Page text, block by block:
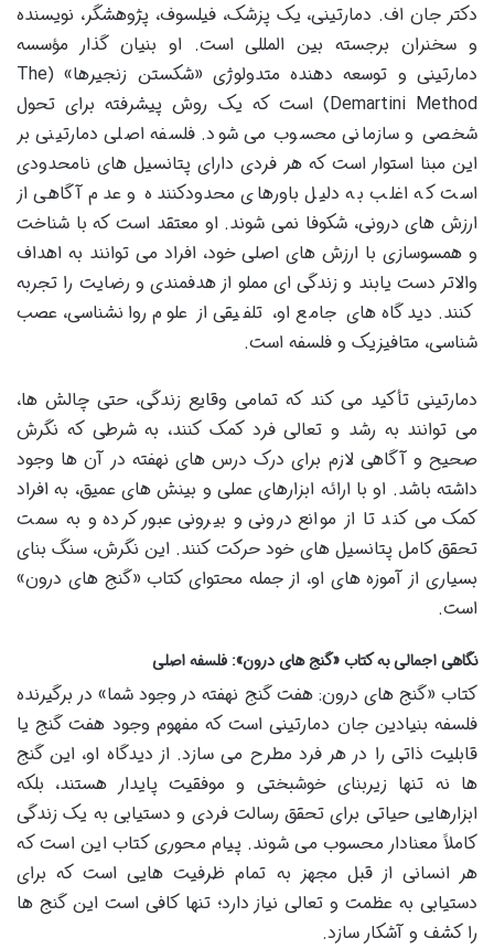
دکتر جان اف. دمارتینی، یک پزشک، فیلسوف، پژوهشگر، نویسنده
و سخنران برجسته بین المللی است. او بنیان گذار مؤسسه
دمارتینی و توسعه دهنده متدولوژی «شکستن زنجیرها» (The
Demartini Method) است که یک روش پیشرفته برای تحول
شخصی و سازمانی محسوب می شود. فلسفه اصلی دمارتینی بر
این مبنا استوار است که هر فردی دارای پتانسیل های نامحدودی
است که اغلب به دلیل باورهای محدودکننده و عدم آگاهی از
ارزش های درونی، شکوفا نمی شوند. او معتقد است که با شناخت
و همسوسازی با ارزش های اصلی خود، افراد می توانند به اهداف
والاتر دست یابند و زندگی ای مملو از هدفمندی و رضایت را تجربه
کنند. دیدگاه های جامع او، تلفیقی از علوم روانشناسی، عصب
شناسی، متافیزیک و فلسفه است.
دمارتینی تأکید می کند که تمامی وقایع زندگی، حتی چالش ها،
می توانند به رشد و تعالی فرد کمک کنند، به شرطی که نگرش
صحیح و آگاهی لازم برای درک درس های نهفته در آن ها وجود
داشته باشد. او با ارائه ابزارهای عملی و بینش های عمیق، به افراد
کمک می کند تا از موانع درونی و بیرونی عبور کرده و به سمت
تحقق کامل پتانسیل های خود حرکت کنند. این نگرش، سنگ بنای
بسیاری از آموزه های او، از جمله محتوای کتاب «گنج های درون»
است.
نگاهی اجمالی به کتاب «گنج های درون»: فلسفه اصلی
کتاب «گنج های درون: هفت گنج نهفته در وجود شما» در برگیرنده
فلسفه بنیادین جان دمارتینی است که مفهوم وجود هفت گنج یا
قابلیت ذاتی را در هر فرد مطرح می سازد. از دیدگاه او، این گنج
ها نه تنها زیربنای خوشبختی و موفقیت پایدار هستند، بلکه
ابزارهایی حیاتی برای تحقق رسالت فردی و دستیابی به یک زندگی
کاملاً معنادار محسوب می شوند. پیام محوری کتاب این است که
هر انسانی از قبل مجهز به تمام ظرفیت هایی است که برای
دستیابی به عظمت و تعالی نیاز دارد؛ تنها کافی است این گنج ها
را کشف و آشکار سازد.